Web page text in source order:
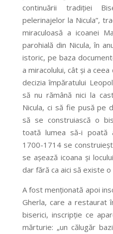
continuării tradiției
pelerinajelor la Nicula”,
miraculoasă a icoanei
parohială din Nicula, în
istoric, pe baza
a miracolului, cât și a
decizia împăratului
să nu rămână nici la
Nicula, ci să fie pusă pe
să se construiască o
toată lumea să-i poată
1700-1714 se
se așează icoana și
dar fără ca aici să existe
A fost menționată apoi
Gherla, care a restaurat
biserici, inscripție ce
mărturie: „un călugăr